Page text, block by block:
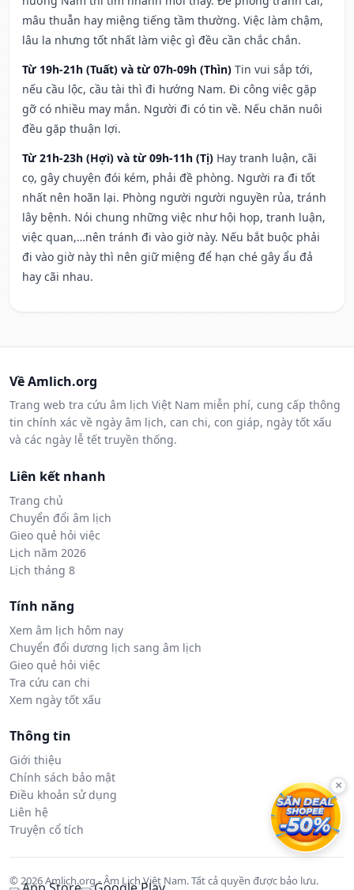
mâu thuẫn hay miệng tiếng tầm thường. Việc làm chậm,
lâu la nhưng tốt nhất làm việc gì đều cần chắc chắn.
Từ 19h-21h (Tuất) và từ 07h-09h (Thìn) Tin vui sắp tới,
nếu cầu lộc, cầu tài thì đi hướng Nam. Đi công việc gặp
gỡ có nhiều may mắn. Người đi có tin về. Nếu chăn nuôi
đều gặp thuận lợi.
Từ 21h-23h (Hợi) và từ 09h-11h (Tị) Hay tranh luận, cãi
cọ, gây chuyện đói kém, phải đề phòng. Người ra đi tốt
nhất nên hoãn lại. Phòng người người nguyền rủa, tránh
lây bệnh. Nói chung những việc như hội họp, tranh luận,
việc quan,…nên tránh đi vào giờ này. Nếu bắt buộc phải
đi vào giờ này thì nên giữ miệng để hạn ché gây ẩu đả
hay cãi nhau.
Về Amlich.org
Trang web tra cứu âm lịch Việt Nam miễn phí, cung cấp thông
tin chính xác về ngày âm lịch, can chi, con giáp, ngày tốt xấu
và các ngày lễ tết truyền thống.
Liên kết nhanh
Trang chủ
Chuyển đổi âm lịch
Gieo quẻ hỏi việc
Lịch năm 2026
Lịch tháng 8
Tính năng
Xem âm lịch hôm nay
Chuyển đổi dương lịch sang âm lịch
Gieo quẻ hỏi việc
Tra cứu can chi
Xem ngày tốt xấu
Thông tin
Giới thiệu
Chính sách bảo mật
Điều khoản sử dụng
Liên hệ
Truyện cổ tích
© 2026 Amlich.org - Âm Lịch Việt Nam. Tất cả quyền được bảo lưu.
×